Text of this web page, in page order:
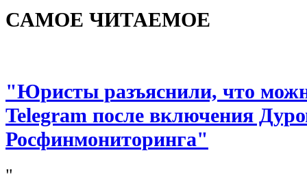
САМОЕ ЧИТАЕМОЕ
"Юристы разъяснили, что
Telegram после включения
Росфинмониторинга"
"